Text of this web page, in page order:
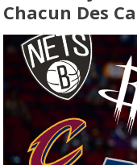
Chacun Des